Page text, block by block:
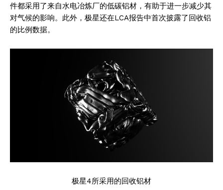
件都采用了来自水电冶炼厂的低碳铝材，有助于进一步减少其
对气候的影响。此外，极星还在LCA报告中首次披露了回收铝
的比例数据。
极星4所采用的回收铝材